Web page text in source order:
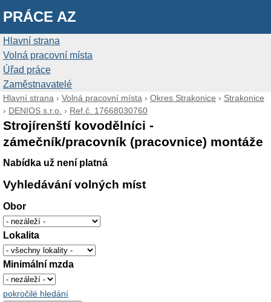
PRÁCE AZ
Hlavní strana
Volná pracovní místa
Úřad práce
Zaměstnavatelé
Hlavní strana › Volná pracovní místa › Okres Strakonice › Strakonice
› DENIOS s.r.o. › Ref.č. 17668030760
Strojírenští kovodělníci -
zámečník/pracovník (pracovnice) montáže
Nabídka už není platná
Vyhledávání volných míst
Obor
Lokalita
Minimální mzda
pokročilé hledání